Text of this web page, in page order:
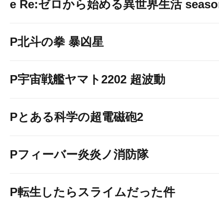
e Re:ゼロから始める異世界生活
P北斗の拳 暴凶星
P宇宙戦艦ヤマト2202 超波動
Pとある科学の超電磁砲2
Pフィーバー炎炎ノ消防隊
P転生したらスライムだった件